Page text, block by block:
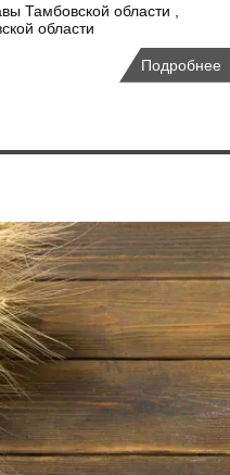
Тамбовской области ,
области
Подробнее